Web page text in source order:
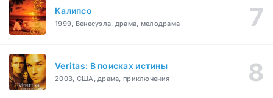
Калипсо
1999, Венесуэла, драма, мелодрама
Veritas: В поисках истины
2003, США, драма, приключения